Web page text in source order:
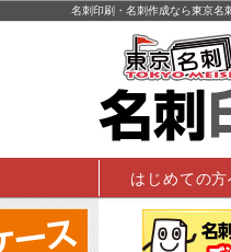
名刺印刷・名刺作成なら東京名
はじめての方